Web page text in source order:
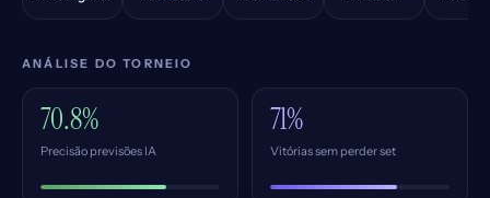
ANÁLISE DO TORNEIO
70.8%
Precisão previsões IA
71%
Vitórias sem perder set